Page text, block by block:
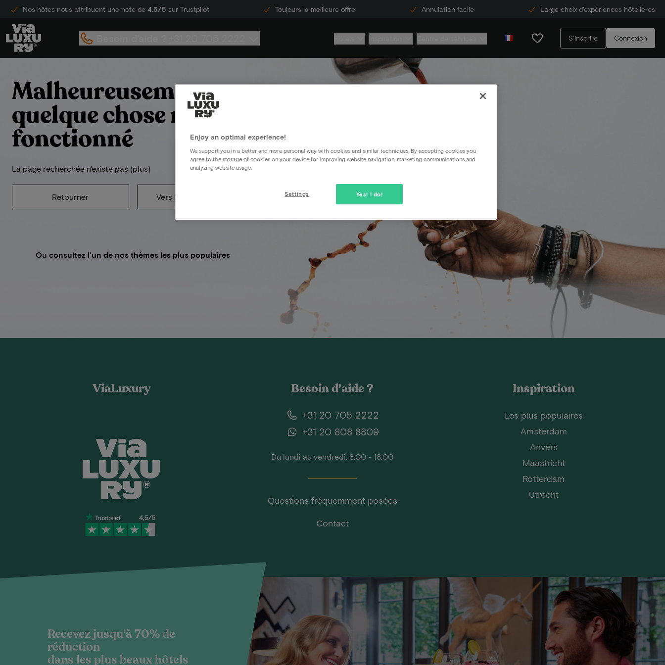
Nos hôtes nous attribuent une note de 4.5/5 sur Trustpilot Toujours la meilleure offre Annulation facile Large choix d'expériences hôtelières
S'inscrire Connexion
Malheureusement,
quelque chose n'a pas
fonctionné
La page recherchée n'existe pas (plus)
Retourner Vers la page d'accueil
Ou consultez l'un de nos thèmes les plus populaires
ViaLuxury Besoin d'aide ?
+31 20 705 2222
+31 20 808 8809
Du lundi au vendredi: 8:00 - 18:00
Questions fréquemment posées
Contact
Inspiration
Les plus populaires
Amsterdam
Anvers
Maastricht
Rotterdam
Utrecht
Recevez jusqu'à 70% de
réduction
dans les plus beaux hôtels
Enjoy an optimal experience!
We support you in a better and more personal way with cookies and similar techniques. By accepting cookies you
agree to the storage of cookies on your device for improving website navigation, marketing communications and
analyzing website usage.
Yes! I do!
Settings